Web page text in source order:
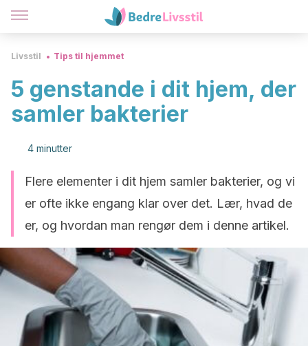
Livsstil Tips til hjemmet
5 genstande i dit hjem, der
samler bakterier
4 minutter
Flere elementer i dit hjem samler bakterier, og vi
er ofte ikke engang klar over det. Lær, hvad de
er, og hvordan man rengør dem i denne artikel.